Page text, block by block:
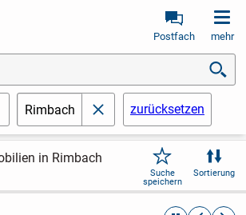
Postfach mehr
Rimbach schließenzurücksetzen
in Rimbach
Suche
speichern
Sortierung